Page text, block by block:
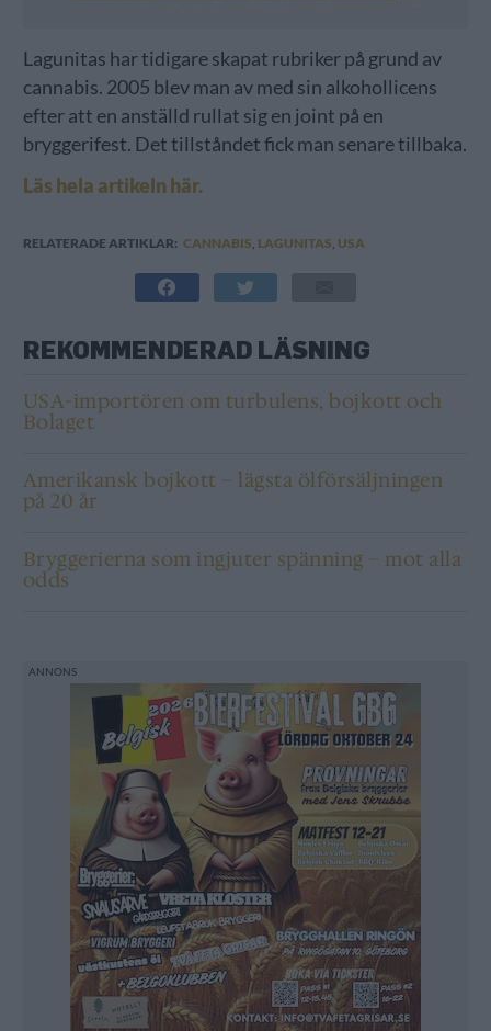
Lagunitas har tidigare skapat rubriker på grund av
cannabis. 2005 blev man av med sin alkohollicens
efter att en anställd rullat sig en joint på en
bryggerifest. Det tillståndet fick man senare tillbaka.
Läs hela artikeln här.
RELATERADE ARTIKLAR: CANNABIS, LAGUNITAS, USA
REKOMMENDERAD LÄSNING
USA-importören om turbulens, bojkott och
Bolaget
Amerikansk bojkott – lägsta ölförsäljningen
på 20 år
Bryggerierna som ingjuter spänning – mot alla
odds